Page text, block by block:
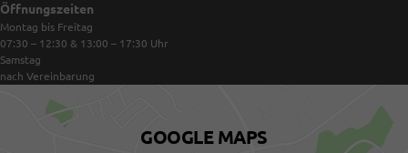
Öffnungszeiten
Montag bis Freitag
07:30 – 12:30 & 13:00 – 17:30 Uhr
Samstag
nach Vereinbarung
GOOGLE MAPS